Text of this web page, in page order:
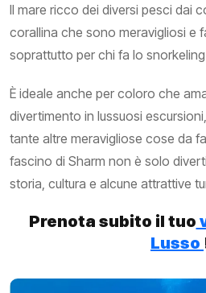
Il mare ricco dei diversi pesci dai
corallina che sono meravigliosi e
soprattutto per chi fa lo
È ideale anche per coloro che
divertimento in lussuosi
tante altre meravigliose cose da
fascino di Sharm non è solo
storia, cultura e alcune attrattive
Prenota subito il tuo
Lusso